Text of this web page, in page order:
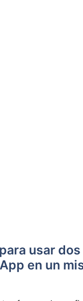
usar
en un